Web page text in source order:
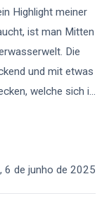
Highlight meiner
ist man Mitten
Die
und mit etwas
welche sich i...
6 de junho de 2025